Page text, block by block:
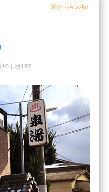
駅から4.59km
10丁目192